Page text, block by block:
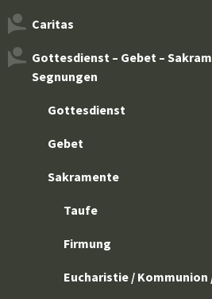
Caritas
Gottesdienst – Gebet –
Segnungen
Gottesdienst
Gebet
Sakramente
Taufe
Firmung
Eucharistie /